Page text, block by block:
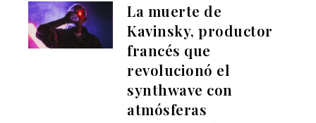
La muerte de
Kavinsky, productor
francés que
revolucionó el
synthwave con
atmósferas